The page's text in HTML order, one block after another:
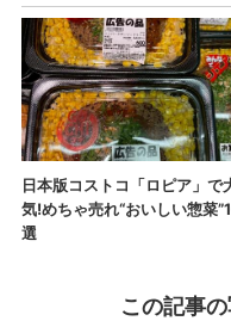
この記事